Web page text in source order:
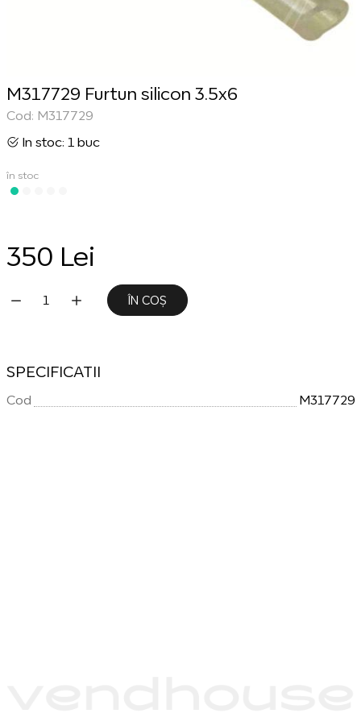
M317729 Furtun silicon 3.5x6
Cod: M317729
In stoc: 1 buc
în stoc
350 Lei
ÎN COȘ
SPECIFICATII
Cod M317729